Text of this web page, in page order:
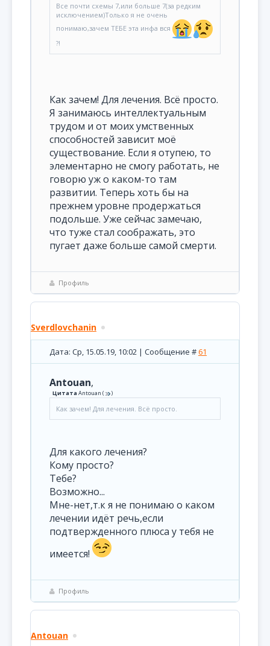
Все почти схемы 7,или больше 7(за редким
исключением)Только я не очень
понимаю,зачем ТЕБЕ эта инфа вся
?!
Как зачем! Для лечения. Всё просто.
Я занимаюсь интеллектуальным
трудом и от моих умственных
способностей зависит моё
существование. Если я отупею, то
элементарно не смогу работать, не
говорю уж о каком-то там
развитии. Теперь хоть бы на
прежнем уровне продержаться
подольше. Уже сейчас замечаю,
что туже стал соображать, это
пугает даже больше самой смерти.
Профиль
Sverdlovchanin
Дата: Ср, 15.05.19, 10:02 | Сообщение #61
Antouan,
ЦитатаAntouan ( )
Как зачем! Для лечения. Всё просто.
Для какого лечения?
Кому просто?
Тебе?
Возможно...
Мне-нет,т.к я не понимаю о каком
лечении идёт речь,если
подтвержденного плюса у тебя не
имеется!
Профиль
Antouan